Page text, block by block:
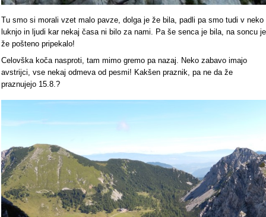
Tu smo si morali vzet malo pavze, dolga je že bila, padli pa smo tudi v neko
luknjo in ljudi kar nekaj časa ni bilo za nami. Pa še senca je bila, na soncu je
že pošteno pripekalo!
Celovška koča nasproti, tam mimo gremo pa nazaj. Neko zabavo imajo
avstrijci, vse nekaj odmeva od pesmi! Kakšen praznik, pa ne da že
praznujejo 15.8.?